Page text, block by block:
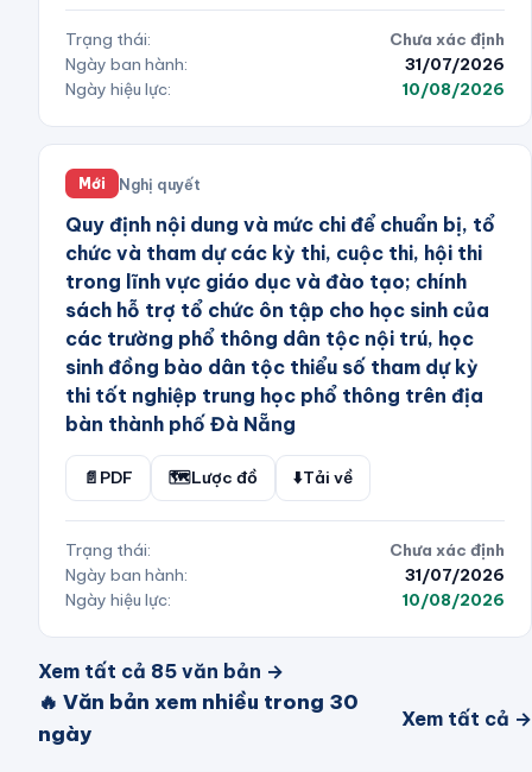
Trạng thái:
Chưa xác định
Ngày ban hành:
31/07/2026
Ngày hiệu lực:
10/08/2026
Mới Nghị quyết
Quy định nội dung và mức chi để chuẩn bị, tổ
chức và tham dự các kỳ thi, cuộc thi, hội thi
trong lĩnh vực giáo dục và đào tạo; chính
sách hỗ trợ tổ chức ôn tập cho học sinh của
các trường phổ thông dân tộc nội trú, học
sinh đồng bào dân tộc thiểu số tham dự kỳ
thi tốt nghiệp trung học phổ thông trên địa
bàn thành phố Đà Nẵng
📄 PDF 🗺️Lược đồ ⬇️Tải về
Trạng thái:
Chưa xác định
Ngày ban hành:
31/07/2026
Ngày hiệu lực:
10/08/2026
Xem tất cả 85 văn bản →
🔥 Văn bản xem nhiều trong 30
ngày
Xem tất cả →